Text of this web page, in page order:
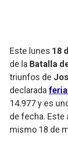
Este lunes 18
de la Batalla
triunfos de
declarada
14.977 y es
de fecha. Este
mismo 18 de